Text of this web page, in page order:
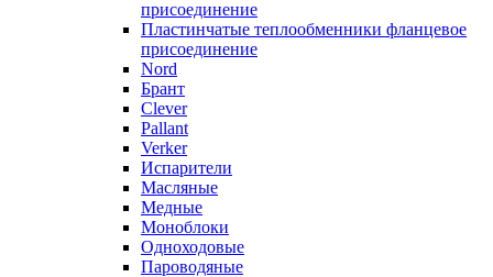
присоединение
Пластинчатые теплообменники фланцевое
присоединение
Nord
Брант
Clever
Pallant
Verker
Испарители
Масляные
Медные
Моноблоки
Одноходовые
Пароводяные